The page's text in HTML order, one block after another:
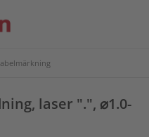
laser ".", ⌀1.0-